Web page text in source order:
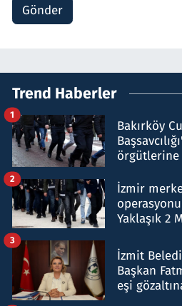
Gönder
Trend Haberler
Bakırköy
örgütlerine
1
İzmir
Yaklaşık 2
2
İzmit
Başkan
eşi
3